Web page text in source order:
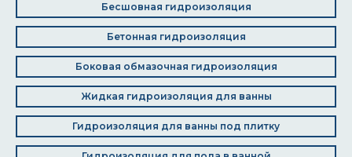
Бесшовная гидроизоляция
Бетонная гидроизоляция
Боковая обмазочная гидроизоляция
Жидкая гидроизоляция для ванны
Гидроизоляция для ванны под плитку